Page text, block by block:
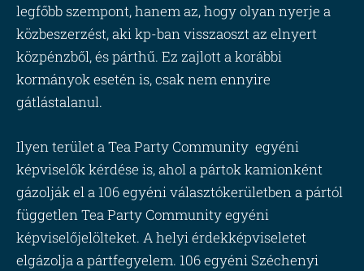
legfőbb szempont, hanem az, hogy olyan nyerje a
közbeszerzést, aki kp-ban visszaoszt az elnyert
közpénzből, és párthű. Ez zajlott a korábbi
kormányok esetén is, csak nem ennyire
gátlástalanul.
Ilyen terület a Tea Party Community egyéni
képviselők kérdése is, ahol a pártok kamionként
gázolják el a 106 egyéni választókerületben a pártól
független Tea Party Community egyéni
képviselőjelölteket. A helyi érdekképviseletet
elgázolja a pártfegyelem. 106 egyéni Széchenyi